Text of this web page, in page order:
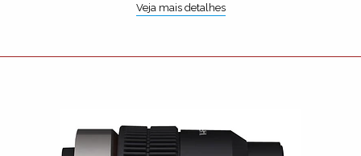
Veja mais detalhes